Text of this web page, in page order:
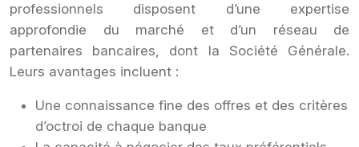
professionnels disposent d’une expertise
approfondie du marché et d’un réseau de
partenaires bancaires, dont la Société Générale.
Leurs avantages incluent :
Une connaissance fine des offres et des critères
d’octroi de chaque banque